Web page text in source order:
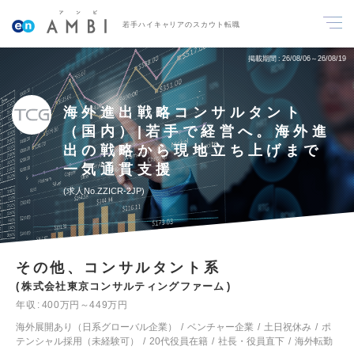
若手ハイキャリアのスカウト転職
掲載期間 26/08/06～26/08/19
海外進出戦略コンサルタント
（国内）|若手で経営へ。海外進
出の戦略から現地立ち上げまで
一気通貫支援
求人No.ZZICR-2JP
その他、コンサルタント系
株式会社東京コンサルティングファーム
年収
400万円～449万円
海外展開あり（日系グローバル企業）
ベンチャー企業 土日祝休み
ポ
テンシャル採用（未経験可）
20代役員在籍 社長・役員直下 海外転勤